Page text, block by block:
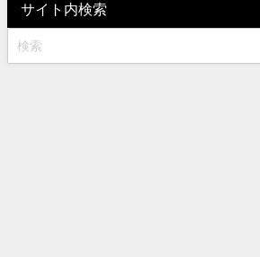
サイト内検索